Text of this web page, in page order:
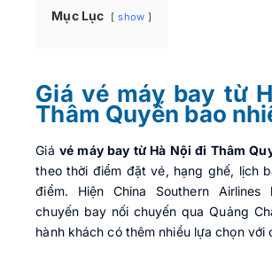
Mục Lục show
Giá vé máy bay từ
Thâm Quyến bao
Giá vé máy bay từ Hà Nội đi Thâm
theo thời điểm đặt vé, hạng ghế, lịch
điểm. Hiện China Southern
chuyến bay nối chuyến qua Quảng
hành khách có thêm nhiều lựa chọn với